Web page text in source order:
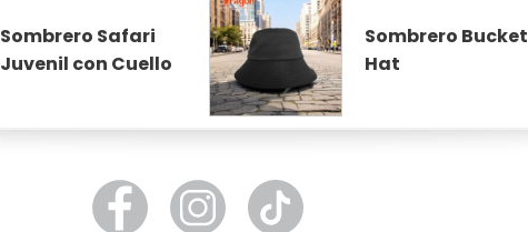
Sombrero Safari
Juvenil con Cuello
Sombrero Bucket
Hat